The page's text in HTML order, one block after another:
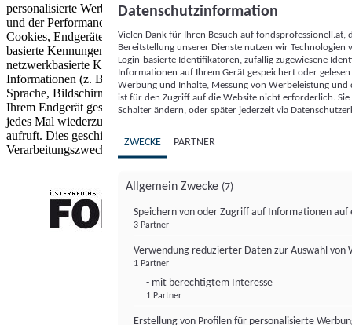
personalisierte Werbung und Inhalte, Messung von Werbeleistung
und der Performance von Inhalten sowie Zielgruppenforschung.
Cookies, Endgeräte- oder ähnliche Online-Kennungen (z. B. login-
basierte Kennungen, zufällig generierte Kennungen,
netzwerkbasierte Kennungen) können zusammen mit anderen
Informationen (z. B. Browsertyp und Browserinformationen,
Sprache, Bildschirmgröße, unterstützte Technologien usw.) auf
Ihrem Endgerät gespeichert oder von dort ausgelesen werden, um es
jedes Mal wiederzuerkennen, wenn es eine App oder einer Webseite
aufruft. Dies geschieht für einen oder mehrere der hier aufgeführten
Verarbeitungszwecke.
Datenschutzinformation
Vielen Dank für Ihren Besuch auf
Bereitstellung unserer Dienste nutzen wir Technologien
Login-basierte Identifikatoren, zufällig zugewiesene
Informationen auf Ihrem Gerät gespeichert oder
Werbung und Inhalte, Messung von Werbeleistung
ist für den Zugriff auf die Website nicht erforderlich.
Schalter ändern, oder später jederzeit via
ZWECKE PARTNER
Allgemein Zwecke (7)
Speichern von oder Zugriff auf Informationen auf
3 Partner
Verwendung reduzierter Daten zur Auswahl von
1 Partner
- mit berechtigtem Interesse
1 Partner
Erstellung von Profilen für personalisierte
FONDS professionell